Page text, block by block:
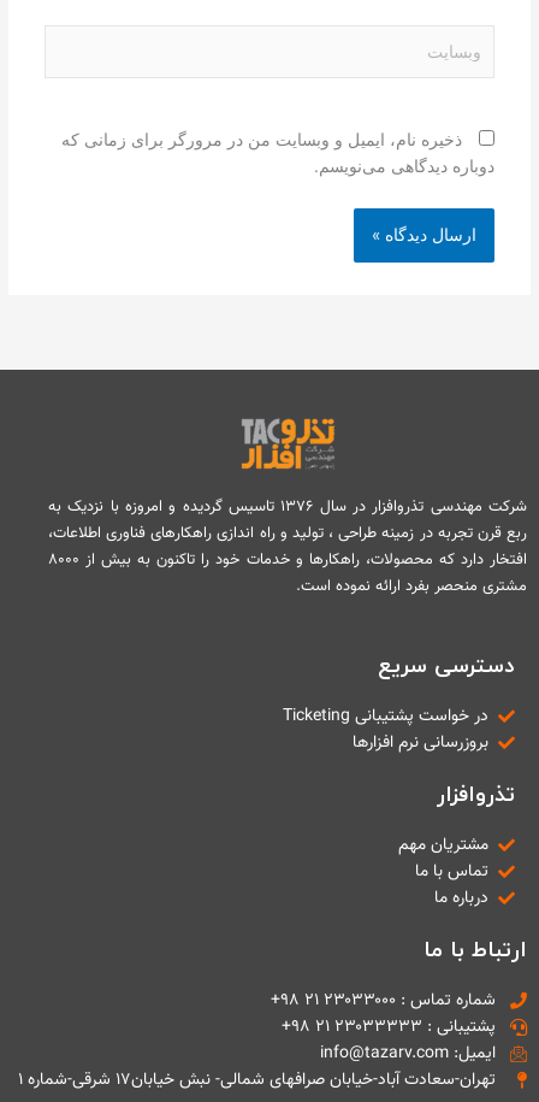
ذخیره نام، ایمیل و وبسایت من در مرورگر برای زمانی که
دوباره دیدگاهی می‌نویسم.
شرکت مهندسی تذروافزار در سال ۱۳۷۶ تاسیس گردیده و امروزه با نزدیک به
ربع قرن تجربه در زمینه طراحی ، تولید و راه اندازی راهکارهای فناوری اطلاعات،
افتخار دارد که محصولات، راهکارها و خدمات خود را تاکنون به بیش از ۸۰۰۰
مشتری منحصر بفرد ارائه نموده است.
دسترسی سریع
در خواست پشتیبانی Ticketing
بروزرسانی نرم افزارها
تذروافزار
مشتریان مهم
تماس با ما
درباره ما
ارتباط با ما
شماره تماس : ۲۳۰۳۳۰۰۰ ۲۱ ۹۸+
پشتیبانی : ۲۳۰۳۳۳۳۳ ۲۱ ۹۸+
ایمیل: info@tazarv.com
تهران-سعادت آباد-خیابان صرافهای شمالی- نبش خیابان۱۷ شرقی-شماره ۱